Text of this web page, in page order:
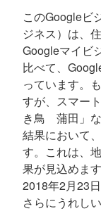
このGoogleビ
ジネス）は、
Googleマイビ
比べて、
っています。
すが、スマー
き鳥 蒲田」
結果において
す。これは、
果が見込めま
2018年2月23
さらにうれし